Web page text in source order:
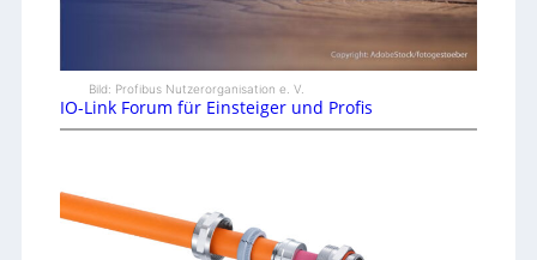
Bild: Profibus Nutzerorganisation e. V.
IO-Link Forum für Einsteiger und Profis